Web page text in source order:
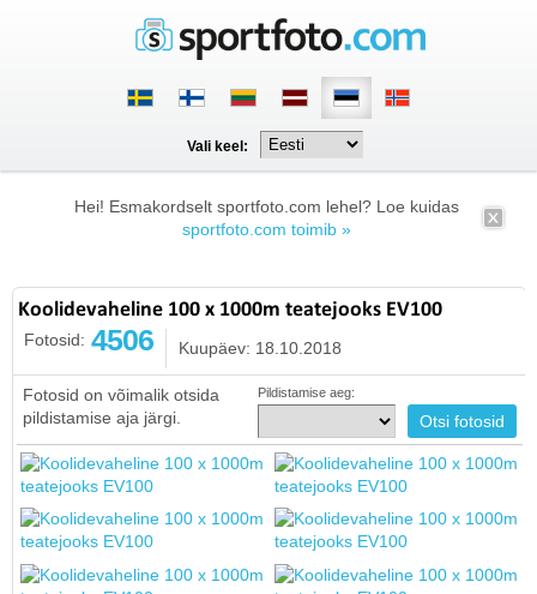
Vali keel:
Hei! Esmakordselt sportfoto.com lehel? Loe kuidas
sportfoto.com toimib »
Koolidevaheline 100 x 1000m teatejooks EV100
Fotosid: 4506 Kuupäev: 18.10.2018
Fotosid on võimalik otsida
pildistamise aja järgi.
Pildistamise aeg: